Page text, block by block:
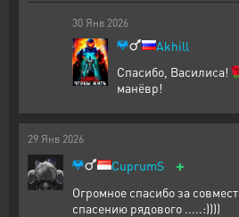
30 Янв 2026
Akhill
Спасибо,
манёвр!
29 Янв 2026
CuprumS +
Огромное спасибо за
спасению рядового .....:))))